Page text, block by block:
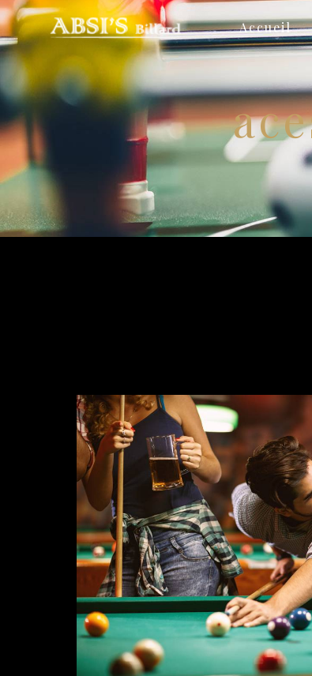
Panneau de gestion des cookies
Accueil